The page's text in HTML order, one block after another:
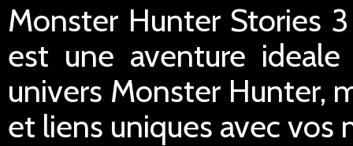
Monster Hunter Stories
est une aventure
univers Monster Hunter,
et liens uniques avec vos